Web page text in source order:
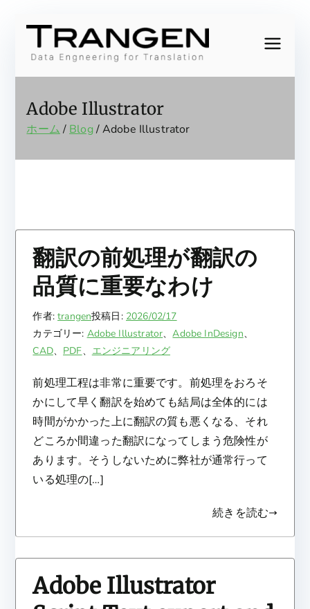
ス
ッ
Engineering
Adobe Illustrator
ホーム Blog Adobe Illustrator
翻訳の前処理が翻訳の
品質に重要なわけ
作者:trangen投稿日: 2026/02/17
カテゴリー: Adobe Illustrator、Adobe InDesign、
CAD、 PDF、 エンジニアリング
前処理工程は非常に重要です。前処理をおろそ
かにして早く翻訳を始めても結局は全体的には
時間がかかった上に翻訳の質も悪くなる、それ
どころか間違った翻訳になってしまう危険性が
あります。そうしないために弊社が通常行って
いる処理の[…]
続きを読む
Adobe Illustrator